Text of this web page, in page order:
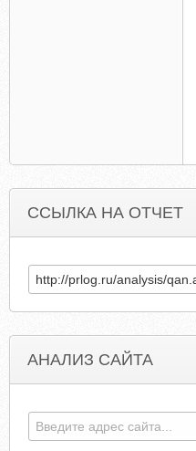
ССЫЛКА НА ОТЧЕТ
АНАЛИЗ САЙТА